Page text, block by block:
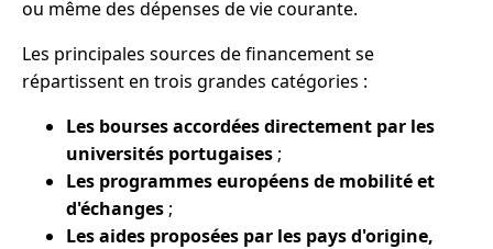
ou même des dépenses de vie courante.
Les principales sources de financement se
répartissent en trois grandes catégories :
Les bourses accordées directement par les
universités portugaises ;
Les programmes européens de mobilité et
d'échanges ;
Les aides proposées par les pays d'origine,